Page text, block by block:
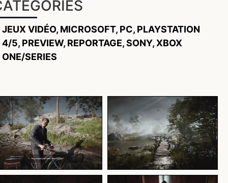
JEUX VIDÉO, MICROSOFT, PC, PLAYSTATION
4/5, PREVIEW, REPORTAGE,SONY,XBOX
ONE/SERIES